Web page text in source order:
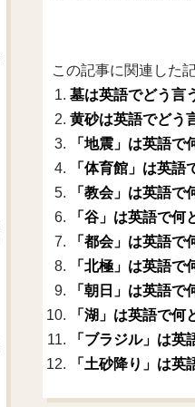
この記事に関連した
墓は英語でどう言
黄砂は英語でどう
「地震」は英語で
「体育館」は英語
「教会」は英語で
「谷」は英語で何
「都会」は英語で
「北極」は英語で
「朝日」は英語で
「湖」は英語で何
「ブラジル」は英
「土砂降り」は英